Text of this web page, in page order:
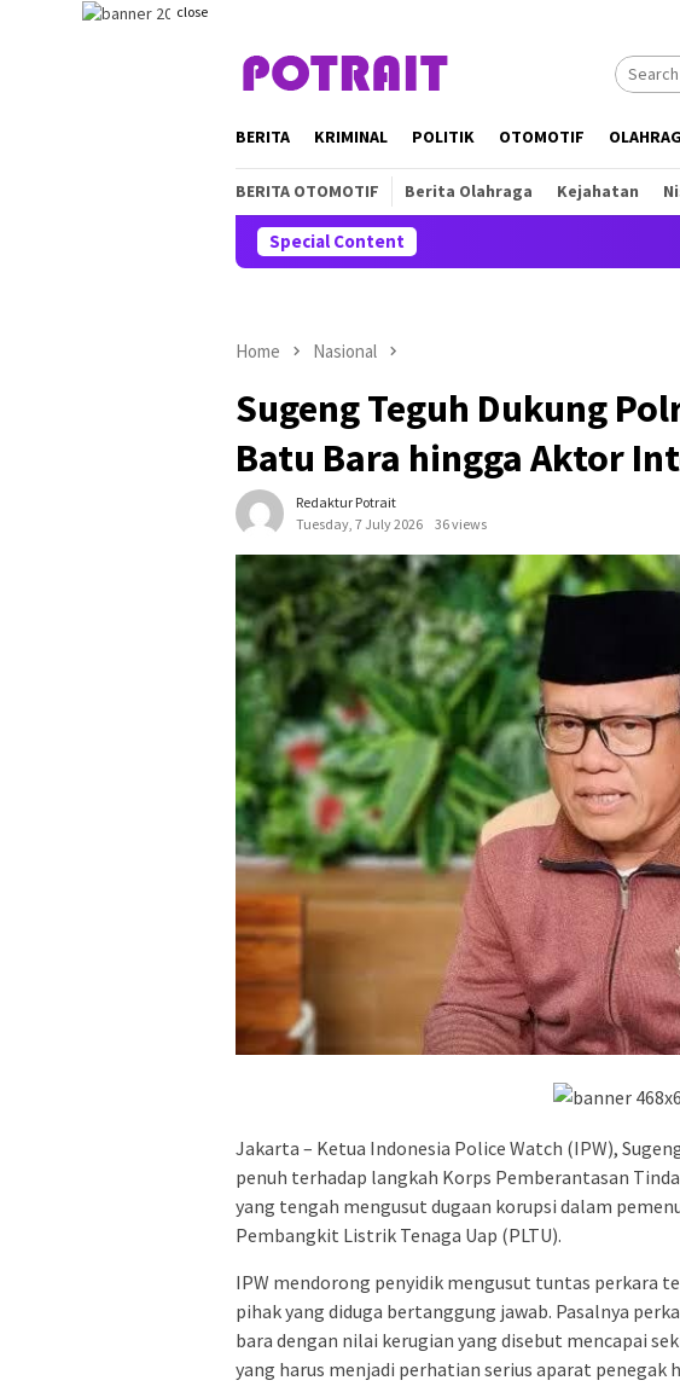
close
BERITA KRIMINAL POLITIK OTOMOTIF
BERITA OTOMOTIF Berita Olahraga Kejahatan
Special Content
Home Nasional
Sugeng Teguh Dukung
Batu Bara hingga Aktor
Redaktur Potrait
Tuesday, 7 July 2026
36 views
Jakarta – Ketua Indonesia Police Watch (IPW),
penuh terhadap langkah Korps Pemberantasan
yang tengah mengusut dugaan korupsi dalam
Pembangkit Listrik Tenaga Uap (PLTU).
IPW mendorong penyidik mengusut tuntas perkara
pihak yang diduga bertanggung jawab. Pasalnya
bara dengan nilai kerugian yang disebut mencapai
yang harus menjadi perhatian serius aparat penegak